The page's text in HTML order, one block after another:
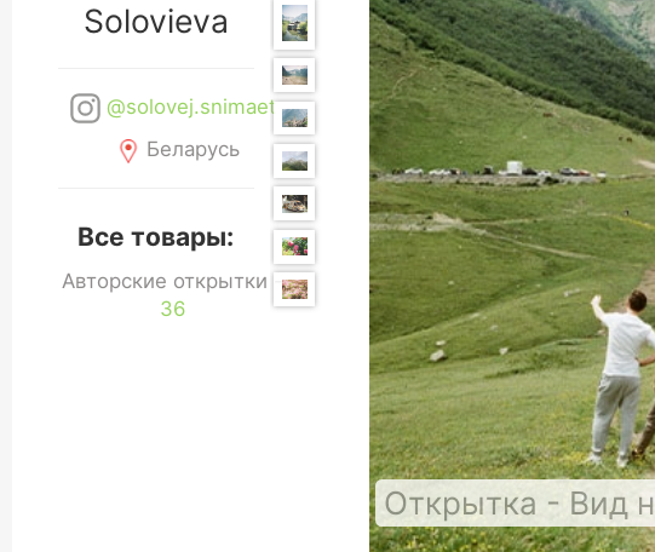
Solovieva
@solovej.snimaet
Беларусь
Все товары:
Авторские открытки -
36
Открытка - Вид